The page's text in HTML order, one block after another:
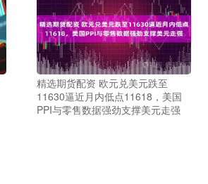
精选期货配资 欧元兑美元跌至
11630逼近月内低点11618，美国
PPI与零售数据强劲支撑美元走强